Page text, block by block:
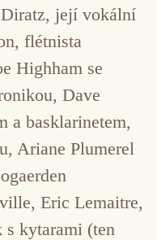
její vokální
flétnista
Highham se
Dave
a basklarinetem,
Ariane Plumerel
Eric Lemaitre,
kytarami (ten